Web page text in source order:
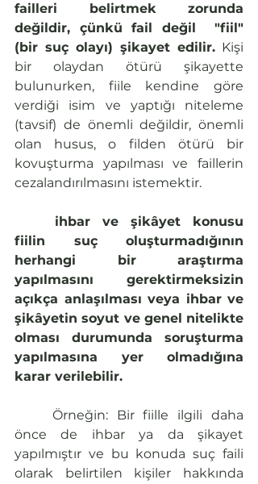
failleri belirtmek zorunda
değildir, çünkü fail değil  "fiil"
(bir suç olayı) şikayet edilir. Kişi
bir olaydan ötürü şikayette
bulunurken, fiile kendine göre
verdiği isim ve yaptığı niteleme
(tavsif) de önemli değildir, önemli
olan husus, o filden ötürü bir
kovuşturma yapılması ve faillerin
cezalandırılmasını istemektir.
ihbar ve şikâyet konusu
fiilin suç oluşturmadığının
herhangi bir araştırma
yapılmasını gerektirmeksizin
açıkça anlaşılması veya ihbar ve
şikâyetin soyut ve genel nitelikte
olması durumunda soruşturma
yapılmasına yer olmadığına
karar verilebilir.
önce de ihbar ya da şikayet
yapılmıştır ve bu konuda suç faili
olarak belirtilen kişiler hakkında